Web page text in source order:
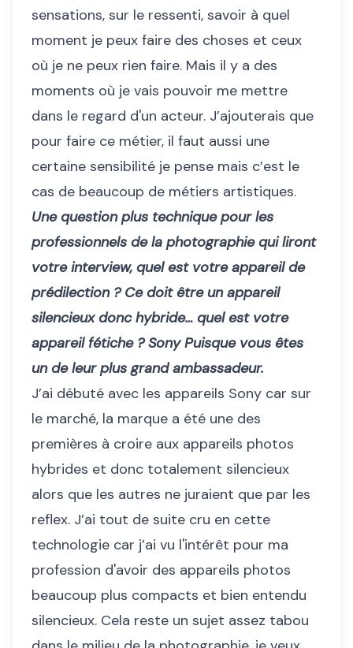
sensations, sur le ressenti, savoir à quel
moment je peux faire des choses et ceux
où je ne peux rien faire. Mais il y a des
moments où je vais pouvoir me mettre
dans le regard d'un acteur. J’ajouterais que
pour faire ce métier, il faut aussi une
certaine sensibilité je pense mais c’est le
cas de beaucoup de métiers artistiques.
Une question plus technique pour les
professionnels de la photographie qui liront
votre interview, quel est votre appareil de
prédilection ? Ce doit être un appareil
silencieux donc hybride… quel est votre
appareil fétiche ? Sony Puisque vous êtes
un de leur plus grand ambassadeur.
J’ai débuté avec les appareils Sony car sur
le marché, la marque a été une des
premières à croire aux appareils photos
hybrides et donc totalement silencieux
alors que les autres ne juraient que par les
reflex. J’ai tout de suite cru en cette
technologie car j’ai vu l'intérêt pour ma
profession d'avoir des appareils photos
beaucoup plus compacts et bien entendu
silencieux. Cela reste un sujet assez tabou